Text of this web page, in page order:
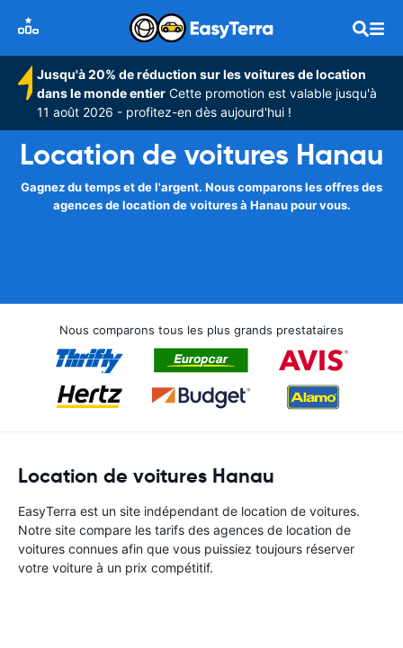
Jusqu'à 20% de réduction sur les voitures de location
dans le monde entier Cette promotion est valable jusqu'à
11 août 2026 - profitez-en dès aujourd'hui !
Location de voitures Hanau
Gagnez du temps et de l'argent. Nous comparons les offres des
agences de location de voitures à Hanau pour vous.
Nous comparons tous les plus grands prestataires
Location de voitures Hanau
EasyTerra est un site indépendant de location de voitures.
Notre site compare les tarifs des agences de location de
voitures connues afin que vous puissiez toujours réserver
votre voiture à un prix compétitif.